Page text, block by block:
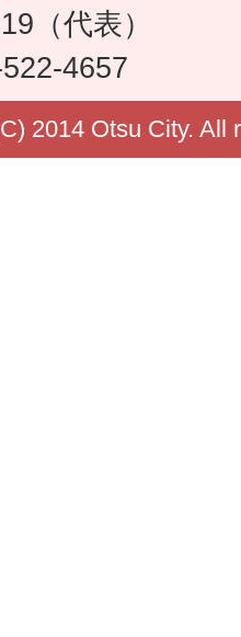
（代表）
4657
2014 Otsu City. All